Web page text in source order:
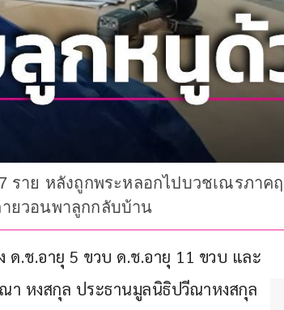
ราย หลังถูกพระหลอกไปบวชเณรภา
ยวอนพาลูกกลับบ้าน
.ช.อายุ 5 ขวบ ด.ช.อายุ 11 ขวบ และ
า หงสกุล ประธานมูลนิธิปวีณาหงสกุล